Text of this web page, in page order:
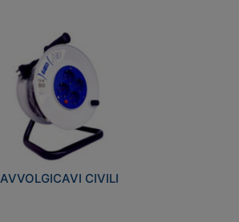
AVVOLGICAVI CIVILI